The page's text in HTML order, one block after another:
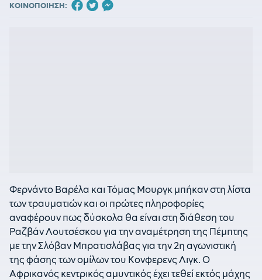
ΚΟΙΝΟΠΟΙΗΣΗ:
Φερνάντο Βαρέλα και Τόμας Μουργκ μπήκαν στη λίστα
των τραυματιών και οι πρώτες πληροφορίες
αναφέρουν πως δύσκολα θα είναι στη διάθεση του
Ραζβάν Λουτσέσκου για την αναμέτρηση της Πέμπτης
με την Σλόβαν Μπρατισλάβας για την 2η αγωνιστική
της φάσης των ομίλων του Κονφερενς Λιγκ. Ο
Αφρικανός κεντρικός αμυντικός έχει τεθεί εκτός μάχης